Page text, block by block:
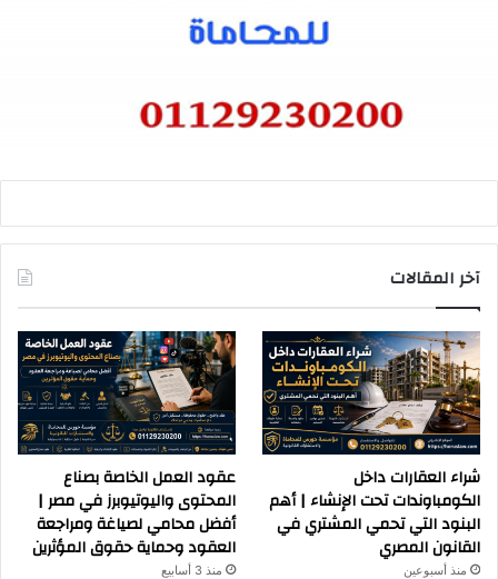
آخر المقالات
شراء العقارات داخل
الكومباوندات تحت الإنشاء | أهم
البنود التي تحمي المشتري في
القانون المصري
منذ أسبوعين
عقود العمل الخاصة بصناع
المحتوى واليوتيوبرز في مصر |
أفضل محامي لصياغة ومراجعة
العقود وحماية حقوق المؤثرين
منذ 3 أسابيع